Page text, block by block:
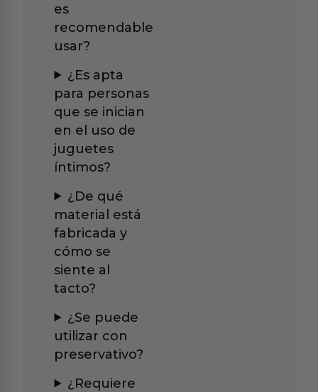
es
recomendable
usar?
¿Es apta
para personas
que se inician
en el uso de
juguetes
íntimos?
¿De qué
material está
fabricada y
cómo se
siente al
tacto?
¿Se puede
utilizar con
preservativo?
¿Requiere